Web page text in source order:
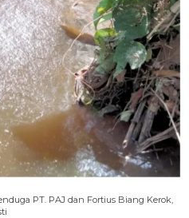
PT. PAJ dan Fortius Biang Kerok,